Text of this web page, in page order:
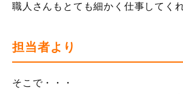
職人さんもとても細かく仕事してく
担当者より
そこで・・・